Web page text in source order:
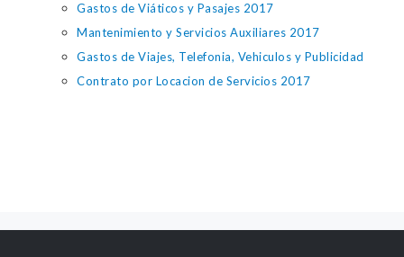
Gastos de Viáticos y Pasajes 2017
Mantenimiento y Servicios Auxiliares 2017
Gastos de Viajes, Telefonia, Vehiculos y Publicidad
Contrato por Locacion de Servicios 2017